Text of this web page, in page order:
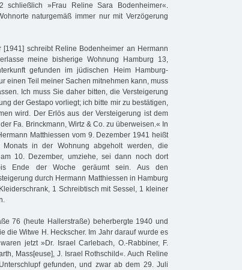
schließlich »Frau Reline Sara Bodenheimer«.
naturgemäß immer nur mit Verzögerung
schreibt Reline Bodenheimer an Hermann
meine bisherige Wohnung Hamburg 13,
gefunden im jüdischen Heim Hamburg-
einen Teil meiner Sachen mitnehmen kann, muss
Ich muss Sie daher bitten, die Versteigerung
der Gestapo vorliegt; ich bitte mir zu bestätigen,
wird. Der Erlös aus der Versteigerung ist dem
Fa. Brinckmann, Wirtz & Co. zu überweisen.« In
Matthiessen vom 9. Dezember 1941 heißt
in der Wohnung abgeholt werden, die
10. Dezember, umziehe, sei dann noch dort
Ende der Woche geräumt sein. Aus den
durch Hermann Matthiessen in Hamburg
1 Schreibtisch mit Sessel, 1 kleiner
76 (heute Hallerstraße) beherbergte 1940 und
die Witwe H. Heckscher. Im Jahr darauf wurde es
jetzt »Dr. Israel Carlebach, O.-Rabbiner, F.
Mass[euse], J. Israel Rothschild«. Auch Reline
gefunden, und zwar ab dem 29. Juli